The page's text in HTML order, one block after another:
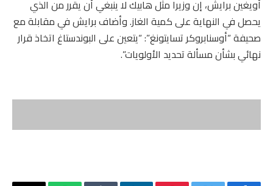
أويغين برايش، إن وزيرا مثل هابيك لا ينبغي أن يقرر من الذي
يحصل في النهاية على كمية الغاز. وأضاف برايش في مقابلة مع
صحيفة “أوسنابروكر تسايتونغ”: “يتعين على البوندستاغ اتخاذ قرار
نهائي بشأن مسألة تحديد الأولويات”.